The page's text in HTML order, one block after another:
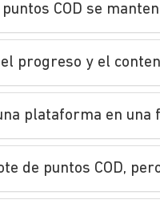
puntos COD se
progreso y el
plataforma en
de puntos COD,